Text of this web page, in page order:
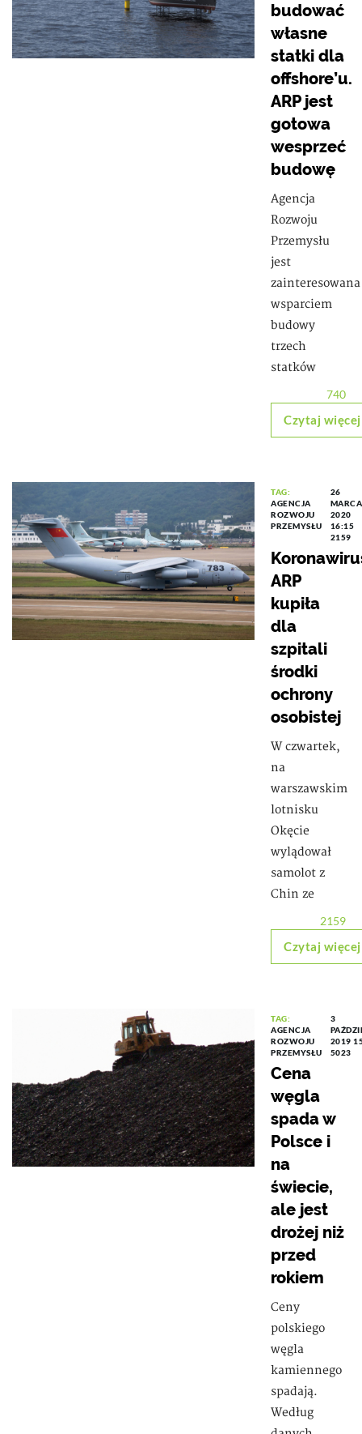
budować
własne
statki dla
offshore’u.
ARP jest
gotowa
wesprzeć
budowę
Agencja
Rozwoju
Przemysłu
jest
zainteresowana
wsparciem
budowy
trzech
statków
740
Czytaj więcej
TAG:
AGENCJA
ROZWOJU
PRZEMYSŁU
26
MARCA
2020
16:15
2159
ARP
kupiła
dla
szpitali
środki
ochrony
osobistej
W czwartek,
na
warszawskim
lotnisku
Okęcie
wylądował
samolot z
Chin ze
2159
Czytaj więcej
TAG:
AGENCJA
ROZWOJU
PRZEMYSŁU
3
2019
5023
Cena
węgla
spada w
Polsce i
na
świecie,
ale jest
drożej niż
przed
rokiem
Ceny
polskiego
węgla
kamiennego
spadają.
Według